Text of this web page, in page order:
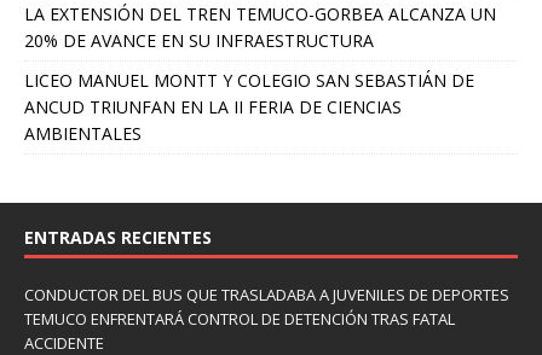
LA EXTENSIÓN DEL TREN TEMUCO-GORBEA ALCANZA UN
20% DE AVANCE EN SU INFRAESTRUCTURA
LICEO MANUEL MONTT Y COLEGIO SAN SEBASTIÁN DE
ANCUD TRIUNFAN EN LA II FERIA DE CIENCIAS
AMBIENTALES
ENTRADAS RECIENTES
CONDUCTOR DEL BUS QUE TRASLADABA A JUVENILES DE DEPORTES
TEMUCO ENFRENTARÁ CONTROL DE DETENCIÓN TRAS FATAL
ACCIDENTE